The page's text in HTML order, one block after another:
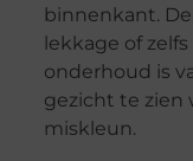
binnenkant.
lekkage of
onderhoud is
gezicht te zien
miskleun.